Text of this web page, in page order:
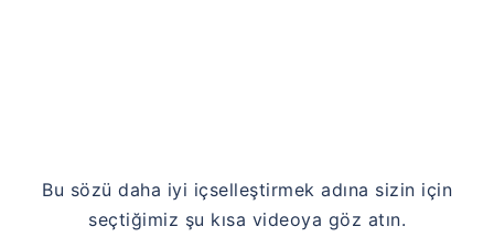
Bu sözü daha iyi içselleştirmek adına sizin için
seçtiğimiz şu kısa videoya göz atın.